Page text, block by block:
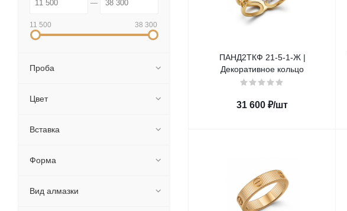
ПАНД2ТКФ 21-5-1-Ж |
Декоративное кольцо
31 600 ₽/шт
11 500 38 300
Проба
Цвет
Вставка
Форма
Вид алмазки